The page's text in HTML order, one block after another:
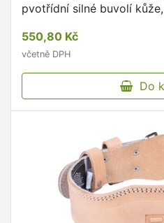
pvotřídní silné buvolí
550,80 Kč
včetně DPH
Do